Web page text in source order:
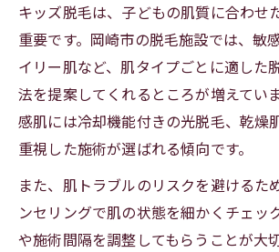
キッズ脱毛は、子どもの肌質に合わせ
重要です。岡崎市の脱毛施設では、敏
イリー肌など、肌タイプごとに適した
法を提案してくれるところが増えてい
感肌には冷却機能付きの光脱毛、乾燥
重視した施術が選ばれる傾向です。
また、肌トラブルのリスクを避けるた
ンセリングで肌の状態を細かくチェッ
や施術間隔を調整してもらうことが大